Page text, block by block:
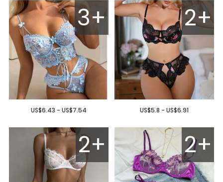
2+
US$5.8 - US$6.91
3+
US$6.43 - US$7.54
2+
2+